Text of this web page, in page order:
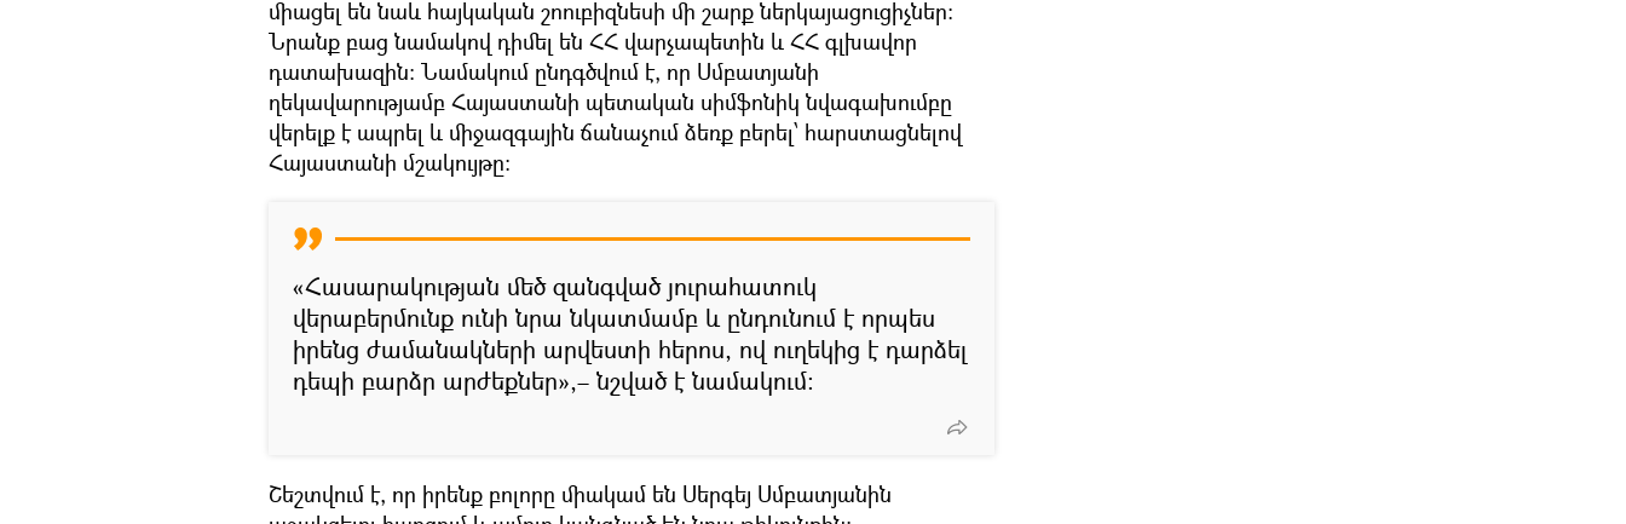
միացել են նաև հայկական շոուբիզնեսի մի շարք ներկայացուցիչներ։
Նրանք բաց նամակով դիմել են ՀՀ վարչապետին և ՀՀ գլխավոր
դատախազին։ Նամակում ընդգծվում է, որ Սմբատյանի
ղեկավարությամբ Հայաստանի պետական սիմֆոնիկ նվագախումբը
վերելք է ապրել և միջազգային ճանաչում ձեռք բերել՝ հարստացնելով
Հայաստանի մշակույթը:
«Հասարակության մեծ զանգված յուրահատուկ
վերաբերմունք ունի նրա նկատմամբ և ընդունում է որպես
իրենց ժամանակների արվեստի հերոս, ով ուղեկից է դարձել
դեպի բարձր արժեքներ»,– նշված է նամակում։
Շեշտվում է, որ իրենք բոլորը միակամ են Սերգեյ Սմբատյանին